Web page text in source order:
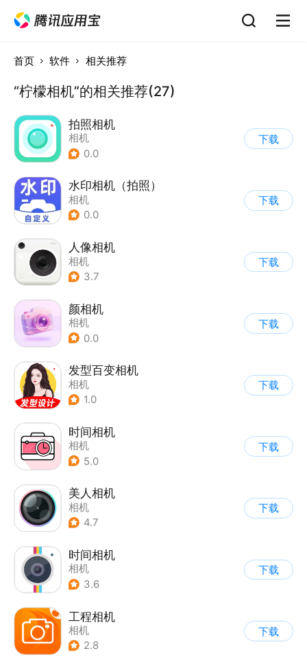
首页 软件 相关推荐
“柠檬相机”的相关推荐(27)
拍照相机
相机
0.0
下载
水印相机（拍照）
相机
0.0
下载
人像相机
相机
3.7
下载
颜相机
相机
0.0
下载
发型百变相机
相机
1.0
下载
时间相机
相机
5.0
下载
美人相机
相机
4.7
下载
时间相机
相机
3.6
下载
工程相机
相机
2.8
下载